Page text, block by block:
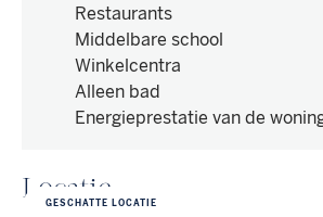
Restaurants
Middelbare school
Winkelcentra
Alleen bad
Energieprestatie van de
Locatie
GESCHATTE LOCATIE